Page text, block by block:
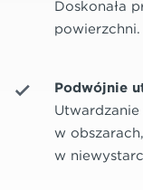
Doskonała
powierzchni.
Podwójnie
Utwardzanie
w
w